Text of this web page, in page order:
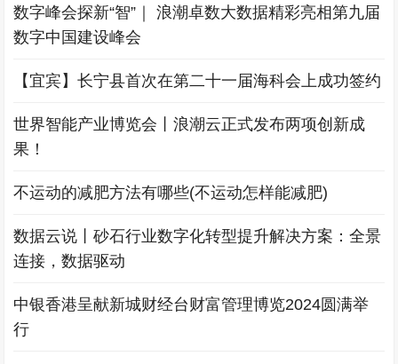
数字峰会探新“智”｜ 浪潮卓数大数据精彩亮相第九届
数字中国建设峰会
【宜宾】长宁县首次在第二十一届海科会上成功签约
世界智能产业博览会丨浪潮云正式发布两项创新成
果！
不运动的减肥方法有哪些(不运动怎样能减肥)
数据云说丨砂石行业数字化转型提升解决方案：全景
连接，数据驱动
中银香港呈献新城财经台财富管理博览2024圆满举
行